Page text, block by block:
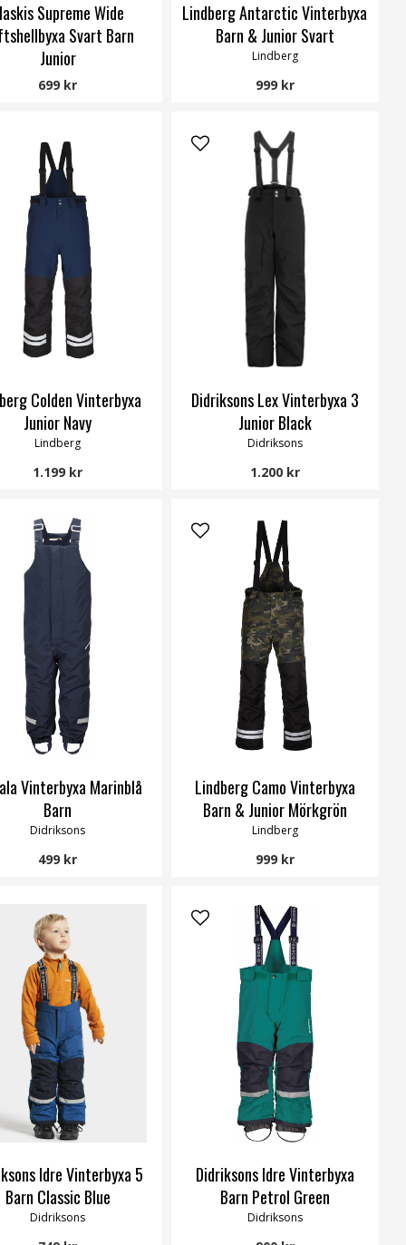
Supreme Wide
Svart Barn
Junior
Slaskis
699 kr
Lindberg Antarctic Vinterbyxa
Barn & Junior Svart
Lindberg
999 kr
Colden Vinterbyxa
Junior Navy
Lindberg
1.199 kr
Didriksons Lex Vinterbyxa 3
Junior Black
Didriksons
1.200 kr
Vinterbyxa Marinblå
Barn
Didriksons
499 kr
Lindberg Camo Vinterbyxa
Barn & Junior Mörkgrön
Lindberg
999 kr
Idre Vinterbyxa 5
Barn Classic Blue
Didriksons
Didriksons Idre Vinterbyxa
Barn Petrol Green
Didriksons